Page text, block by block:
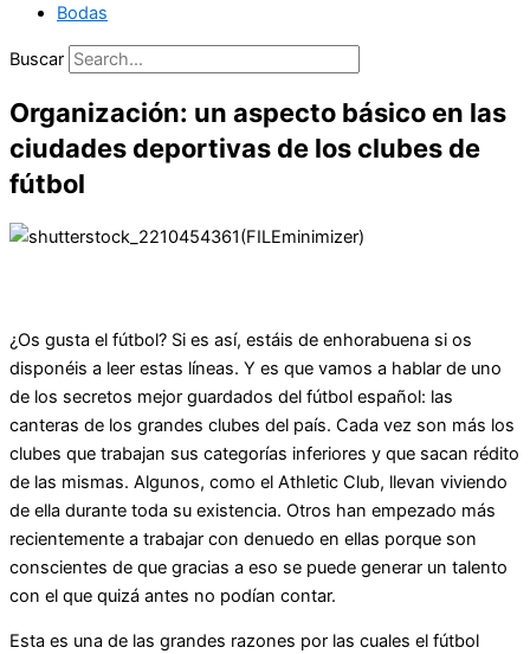
Bodas
Buscar
Organización: un aspecto básico en las
ciudades deportivas de los clubes de
fútbol
¿Os gusta el fútbol? Si es así, estáis de enhorabuena si os
disponéis a leer estas líneas. Y es que vamos a hablar de uno
de los secretos mejor guardados del fútbol español: las
canteras de los grandes clubes del país. Cada vez son más los
clubes que trabajan sus categorías inferiores y que sacan rédito
de las mismas. Algunos, como el Athletic Club, llevan viviendo
de ella durante toda su existencia. Otros han empezado más
recientemente a trabajar con denuedo en ellas porque son
conscientes de que gracias a eso se puede generar un talento
con el que quizá antes no podían contar.
Esta es una de las grandes razones por las cuales el fútbol